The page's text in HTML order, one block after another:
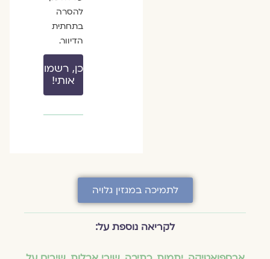
להסרה
בתחתית
הדיוור.
כן, רשמו
אותי!
לתמיכה במגזין גלויה
לקריאה נוספת על: